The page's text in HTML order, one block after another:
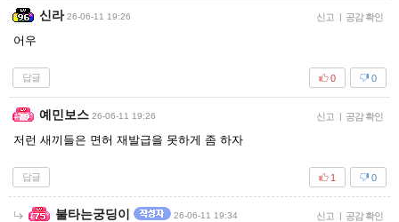
신라 26-06-11 19:26 신고 | 공감 확인
어우
답글 0
0
예민보스 26-06-11 19:26 신고 | 공감 확인
저런 새끼들은 면허 재발급을 못하게 좀 하자
답글 0
1
불타는궁딩이 26-06-11 19:34 신고 | 공감 확인